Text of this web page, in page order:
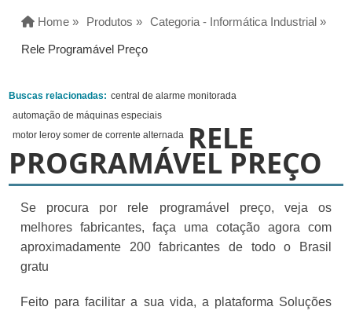
Home » Produtos » Categoria - Informática Industrial »
Rele Programável Preço
Buscas relacionadas: central de alarme monitorada
automação de máquinas especiais
motor leroy somer de corrente alternada RELE
PROGRAMÁVEL PREÇO
Se procura por rele programável preço, veja os
melhores fabricantes, faça uma cotação agora com
aproximadamente 200 fabricantes de todo o Brasil
gratu
Feito para facilitar a sua vida, a plataforma Soluções